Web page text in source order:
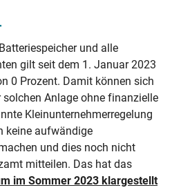
und alle
gilt seit dem 1. Januar 2023
0 Prozent. Damit können sich
solchen Anlage ohne finanzielle
Kleinunternehmerregelung
keine aufwändige
und dies noch nicht
mitteilen. Das hat das
im Sommer 2023 klargestellt